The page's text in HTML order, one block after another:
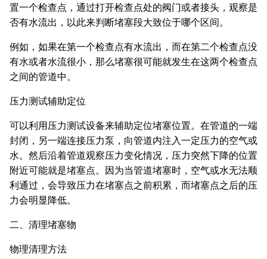
置一个检查点，通过打开检查点处的阀门或者接头，观察是
否有水流出，以此来判断堵塞段大致位于哪个区间。
例如，如果在第一个检查点有水流出，而在第二个检查点没
有水或者水流很小，那么堵塞很可能就发生在这两个检查点
之间的管道中。
压力测试辅助定位
可以利用压力测试设备来辅助定位堵塞位置。在管道的一端
封闭，另一端连接压力泵，向管道内注入一定压力的空气或
水。然后沿着管道观察压力变化情况，压力突然下降的位置
附近可能就是堵塞点。因为当管道堵塞时，空气或水无法顺
利通过，会导致压力在堵塞点之前积累，而堵塞点之后的压
力会明显降低。
二、清理堵塞物
物理清理方法